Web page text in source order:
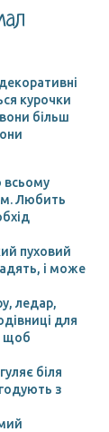
курочки
більш
всьому
Любить
пуховий
і може
ледар,
для
щоб
біля
з